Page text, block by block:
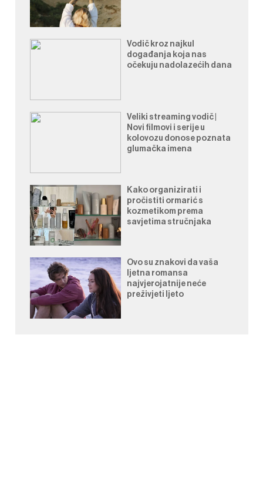
Vodič kroz najkul
događanja koja nas
očekuju nadolazećih dana
Veliki streaming vodič |
Novi filmovi i serije u
kolovozu donose poznata
glumačka imena
Kako organizirati i
pročistiti ormarić s
kozmetikom prema
savjetima stručnjaka
Ovo su znakovi da vaša
ljetna romansa
najvjerojatnije neće
preživjeti ljeto